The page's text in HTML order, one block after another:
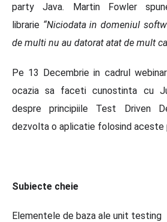
party Java. Martin Fowler
librarie “Niciodata in domeniul
de multi nu au datorat atat de mult
Pe 13 Decembrie in cadrul
ocazia sa faceti cunostinta cu
despre principiile Test Driven
dezvolta o aplicatie folosind aceste
Subiecte cheie
Elementele de baza ale unit testing